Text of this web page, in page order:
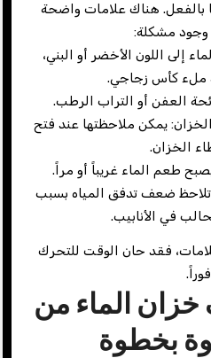
بالفعل. هناك علامات واضحة
وجود مشكلة:
إلى اللون الأخضر أو البني،
ملء كأس زجاجي.
العفن أو التراب الرطب.
يمكن ملاحظتها عند فتح
الخزان.
طعم الماء غريباً أو مراً.
ضعف تدفق المياه بسبب
في الأنابيب.
فقد حان الوقت للتحرك
فوراً.
الماء من
بخطوة